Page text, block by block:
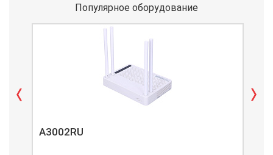
Популярное оборудование
A3002RU